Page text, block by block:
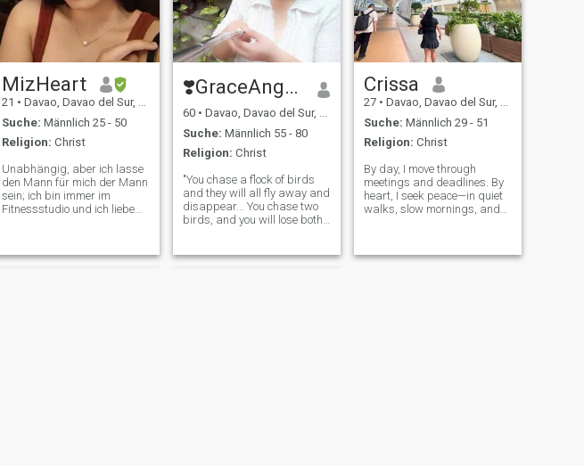
Das Leben ist nicht so
einfach, wie es scheint, aber
ich versuche, alle
Schwierigkeiten zu
überwinden, die mir im Weg
stehen.
MizHeart
21 • Davao, Davao del Sur, Philippinen
Suche: Männlich 25 - 50
Religion: Christ
Unabhängig, aber ich lasse
den Mann für mich der Mann
sein; ich bin immer im
Fitnessstudio und ich liebe
weiblich mit einer Auf der
❣️GraceAngeli❣️
60 • Davao, Davao del Sur, Philippinen
Suche: Männlich 55 - 80
Religion: Christ
"You chase a flock of birds
and they will all fly away and
disappear... You chase two
birds, and you will lose both
keep the bird🕊️". Just a
Crissa
27 • Davao, Davao del Sur, Philippinen
Suche: Männlich 29 - 51
Religion: Christ
By day, I move through
meetings and deadlines. By
heart, I seek peace—in quiet
walks, slow mornings, and
shows up when life refuses to